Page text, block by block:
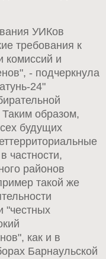
УИКов
требования к
комиссий и
- подчеркнула
24"
образом,
будущих
частности,
районов
такой же
"честных
как и в
Барнаульской